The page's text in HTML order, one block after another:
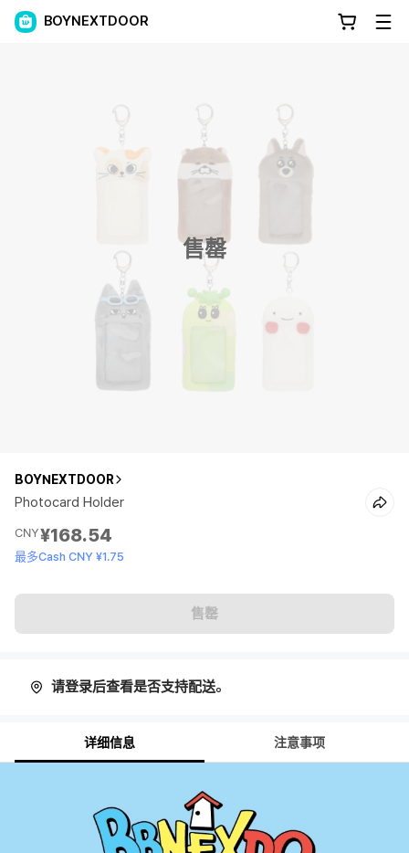
BOYNEXTDOOR
售罄
BOYNEXTDOOR
Photocard Holder
CNY¥168.54
最多Cash CNY ¥1.75
售罄
请登录后查看是否支持配送。
详细信息 注意事项